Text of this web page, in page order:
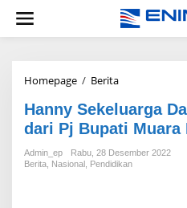
konten
Homepage / BeritaHanny
Dapat
Hadiah
Umroh
dari
Pj
Hanny Sekeluarga
dari Pj Bupati Muara
Admin_ep
Rabu, 28 Desember 2022
Berita Nasional Pendidikan